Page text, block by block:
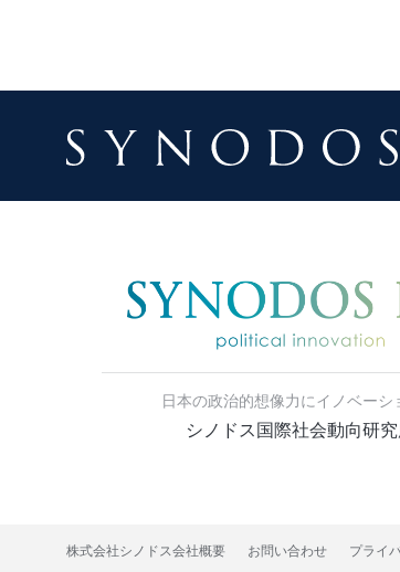
日本の政治的想像力にイノベーシ
シノドス国際社会動向研
株式会社シノドス会社概要 お問い合わせ プライ